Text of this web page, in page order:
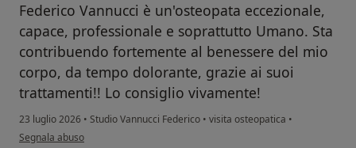
Federico Vannucci è un'osteopata eccezionale,
capace, professionale e soprattutto Umano. Sta
contribuendo fortemente al benessere del mio
corpo, da tempo dolorante, grazie ai suoi
trattamenti!! Lo consiglio vivamente!
23 luglio 2026 • Studio Vannucci Federico • visita osteopatica •
secondo l'opinione dell'utente Martina
Segnala abuso